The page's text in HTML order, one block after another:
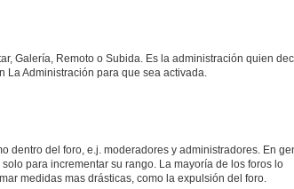
Galería, Remoto o Subida. Es la administración quien
La Administración para que sea activada.
del foro, e.j. moderadores y administradores. En
para incrementar su rango. La mayoría de los foros lo
medidas mas drásticas, como la expulsión del foro.